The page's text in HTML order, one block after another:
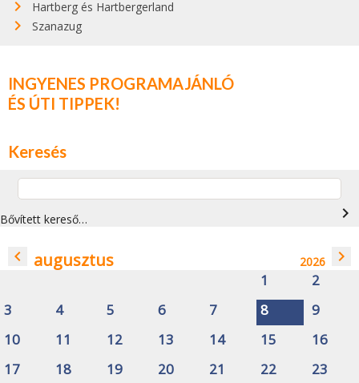
Hartberg és Hartbergerland
Szanazug
INGYENES PROGRAMAJÁNLÓ
ÉS ÚTI TIPPEK!
Keresés
Bővített kereső… navigate_next
navigate_before augusztus 2026 navigate_next
1
2
3
4 5 6 7 8
9
10
11 12 13 14 15
16
17
18 19 20 21 22 23